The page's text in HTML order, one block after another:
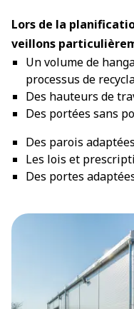
Lors de la
veillons
Un volume de
processus de
Des hauteurs de
Des portées sans
Des parois
Les lois et
Des portes